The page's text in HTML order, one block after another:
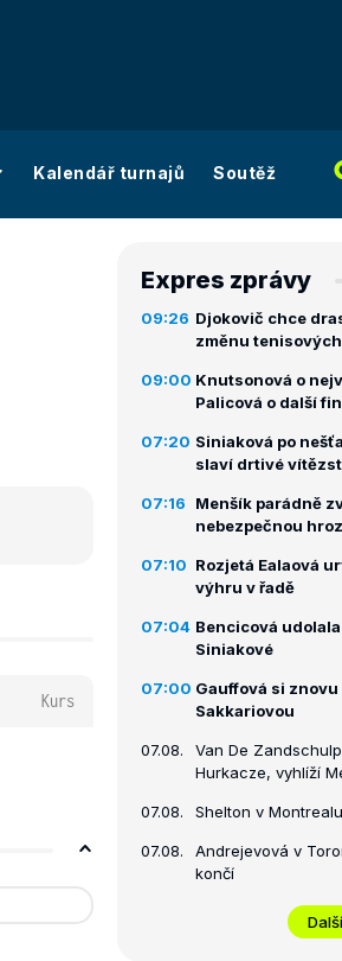
Kalendář turnajů Soutěž
Kurs
Expres zprávy
09:26 Djokovič chce
změnu
09:00 Knutsonová o
Palicová o další
07:20 Siniaková po
slaví drtivé
07:16
Menšík parádně
nebezpečnou
07:10 Rozjetá Ealaová
výhru v řadě
07:04 Bencicová
Siniakové
07:00 Gauffová si
Sakkariovou
07.08.
Van De
Hurkacze, vyhlíží
07.08. Shelton v
07.08.
Andrejevová v
končí